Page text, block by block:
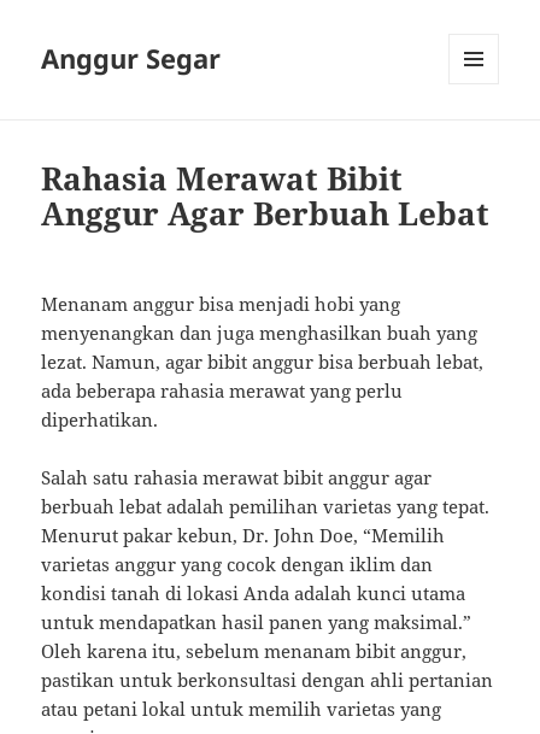
Anggur Segar
Rahasia Merawat Bibit
Anggur Agar Berbuah Lebat
Menanam anggur bisa menjadi hobi yang
menyenangkan dan juga menghasilkan buah yang
lezat. Namun, agar bibit anggur bisa berbuah lebat,
ada beberapa rahasia merawat yang perlu
diperhatikan.
Salah satu rahasia merawat bibit anggur agar
berbuah lebat adalah pemilihan varietas yang tepat.
Menurut pakar kebun, Dr. John Doe, “Memilih
varietas anggur yang cocok dengan iklim dan
kondisi tanah di lokasi Anda adalah kunci utama
untuk mendapatkan hasil panen yang maksimal.”
Oleh karena itu, sebelum menanam bibit anggur,
pastikan untuk berkonsultasi dengan ahli pertanian
atau petani lokal untuk memilih varietas yang